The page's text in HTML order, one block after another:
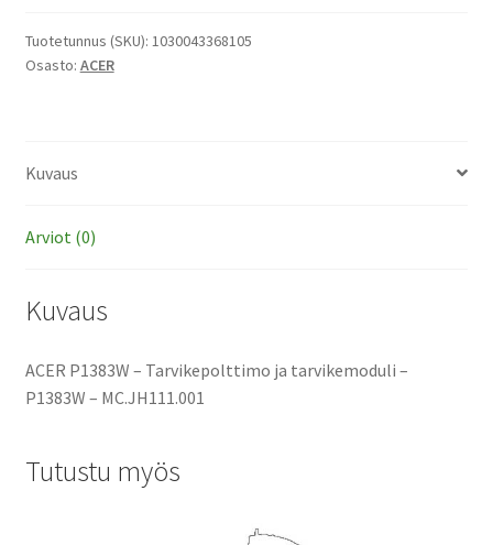
ja
tarvikemoduli
Tuotetunnus (SKU): 1030043368105
Osasto: ACER
Kuvaus
Arviot (0)
Kuvaus
ACER P1383W – Tarvikepolttimo ja tarvikemoduli –
P1383W – MC.JH111.001
Tutustu myös